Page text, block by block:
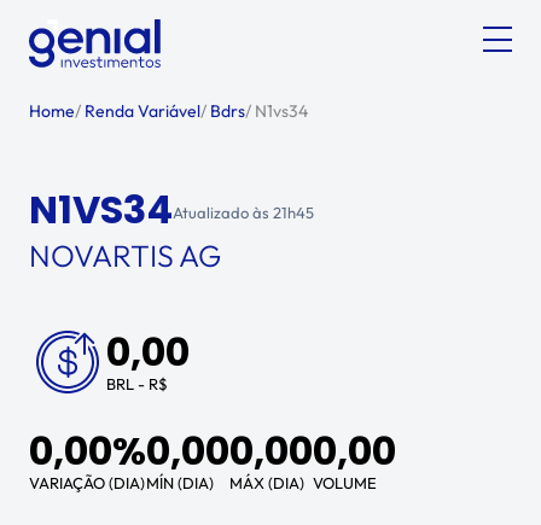
Home/ Renda Variável/ Bdrs/ N1vs34
N1VS34Atualizado às 21h45
NOVARTIS AG
0,00
BRL - R$
0,00%
VARIAÇÃO (DIA)
0,00
MÍN (DIA)
0,00
MÁX (DIA)
0,00
VOLUME